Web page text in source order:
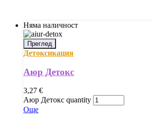
Няма наличност
Преглед
Детоксикация
Аюр Детокс
3,27 €
Аюр Детокс quantity
Още